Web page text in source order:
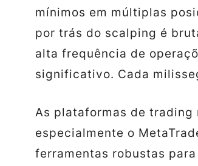
mínimos em múltiplas
por trás do scalping é
alta frequência de
significativo. Cada
As plataformas de trading
especialmente o
ferramentas robustas para